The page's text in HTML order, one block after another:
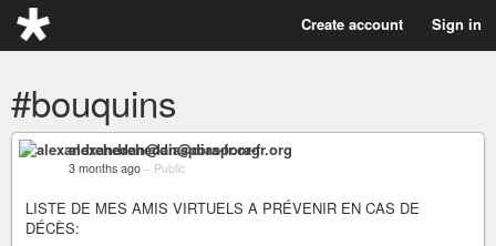
Create account Sign in
#bouquins
alexandrehedan@diaspora-fr.org
3 months ago – Public
LISTE DE MES AMIS VIRTUELS A PRÉVENIR EN CAS DE
DÉCÈS: